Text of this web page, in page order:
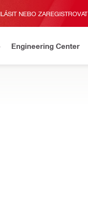
NEBO ZAREGISTROVAT
Engineering Center